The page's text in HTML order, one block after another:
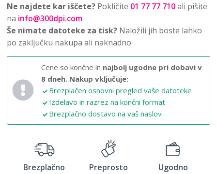
Ne najdete kar iščete? Pokličite 01 77 77 710ali pišite
na info@300dpi.com
Še nimate datoteke za tisk? Naložili jih boste lahko
po zaključku nakupa ali naknadno
Cene so končne in najbolj ugodne pri dobavi v
8 dneh. Nakup vključuje:
Brezplačen osnovni pregled vaše datoteke
Izdelavo in razrez na končni format
Brezplačno dostavo na vaš naslov
Brezplačno Preprosto Ugodno